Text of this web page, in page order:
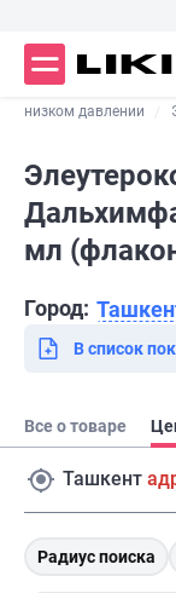
низком давлении
мл
Город:
В список
Все о товаре
Ташкент
Радиус поиска